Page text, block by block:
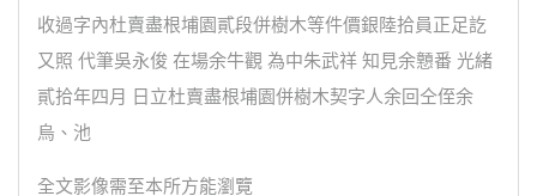
收過字內杜賣盡根埔園貳段併樹木等件價銀陸拾員正足訖
又照 代筆吳永俊 在場余牛觀 為中朱武祥 知見余戅番 光緒
貳拾年四月 日立杜賣盡根埔園併樹木契字人余回仝侄余
烏、池
全文影像需至本所方能瀏覽